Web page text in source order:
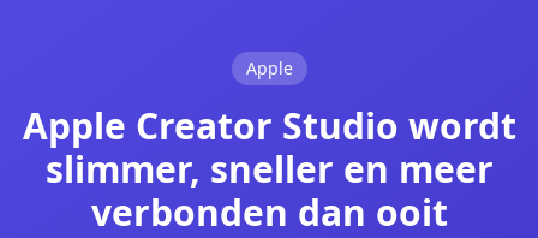
Apple
Apple Creator Studio wordt
slimmer, sneller en meer
verbonden dan ooit